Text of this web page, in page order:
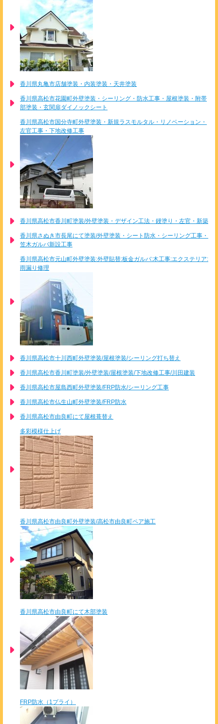
香川県丸亀市店舗塗装・内装塗装・天井塗装
香川県高松市花園町外壁塗装・シーリング・防水工事・屋根塗装・附帯
部塗装・玄関扉ダイノックシート
香川県高松市国分寺町外壁塗装・新規ラスモルタル・リノベーション・
左官工事・下地改修工事
香川県高松市香川町塗装/外壁塗装・デザイン工法・鏝塗り・左官・新築
香川県さぬき市長尾にて塗装/外壁塗装・シート防水・シーリング工事・
笠木ガルバ新設工事
香川県高松市元山町外壁塗装:外壁貼替:板金ガルバ:木工事:エクステリア:
雨漏り修理
香川県高松市十川西町外壁塗装/屋根塗装/シーリング打ち替え
香川県高松市香川町塗装/外壁塗装/屋根塗装/下地改修工事/川田建装
香川県高松市屋島西町外壁塗装/FRP防水/シーリング工事
香川県高松市仏生山町外壁塗装/FRP防水
香川県高松市由良町にて屋根葺替え
多彩模様仕上げ
香川県高松市由良町外壁塗装/高松市由良町ペア施工
香川県高松市由良町にて木部塗装
FRP防水（1プライ）